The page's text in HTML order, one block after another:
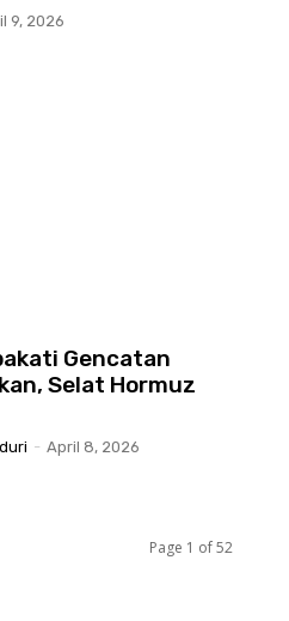
9, 2026
Gencatan
Selat Hormuz
- April 8, 2026
Page 1 of 52